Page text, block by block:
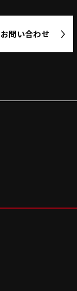
お問い合わせ